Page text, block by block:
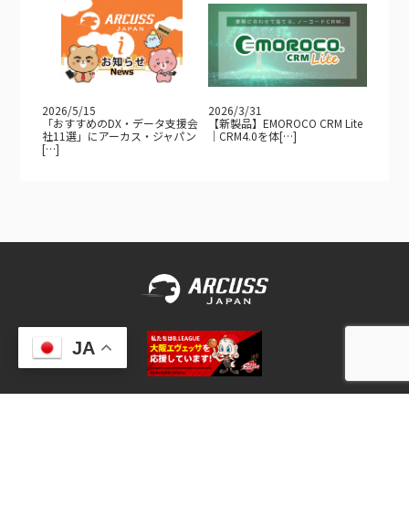
2026/5/15
「おすすめのDX・データ支援会
社11選」にアーカス・ジャパン
[…]
2026/3/31
【新製品】EMOROCO CRM Lite
｜CRM4.0を体[…]
JA